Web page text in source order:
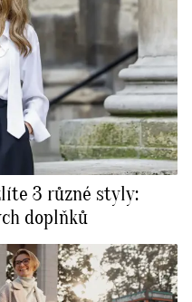
3 různé styly:
doplňků